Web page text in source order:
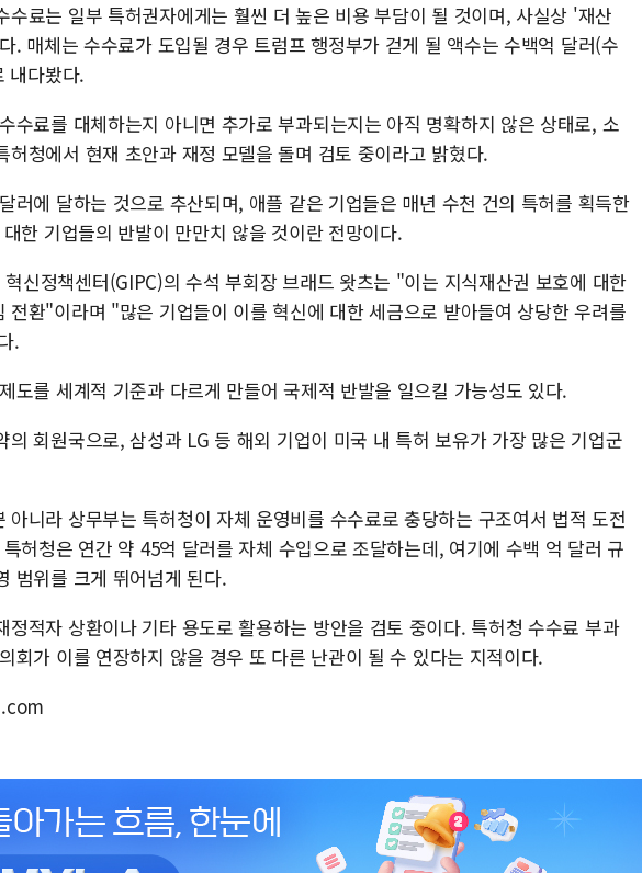
수료는 일부 특허권자에게는 훨씬 더 높은 비용 부담이 될 것이며, 사실상 '재산
. 매체는 수수료가 도입될 경우 트럼프 행정부가 걷게 될 액수는 수백억 달러(수
내다봤다.
수료를 대체하는지 아니면 추가로 부과되는지는 아직 명확하지 않은 상태로, 소
허청에서 현재 초안과 재정 모델을 돌며 검토 중이라고 밝혔다.
러에 달하는 것으로 추산되며, 애플 같은 기업들은 매년 수천 건의 특허를 획득한
한 기업들의 반발이 만만치 않을 것이란 전망이다.
신정책센터(GIPC)의 수석 부회장 브래드 왓츠는 "이는 지식재산권 보호에 대한
전환"이라며 "많은 기업들이 이를 혁신에 대한 세금으로 받아들여 상당한 우려를
.
도를 세계적 기준과 다르게 만들어 국제적 반발을 일으킬 가능성도 있다.
의 회원국으로, 삼성과 LG 등 해외 기업이 미국 내 특허 보유가 가장 많은 기업군
아니라 상무부는 특허청이 자체 운영비를 수수료로 충당하는 구조여서 법적 도전
허청은 연간 약 45억 달러를 자체 수입으로 조달하는데, 여기에 수백 억 달러 규
범위를 크게 뛰어넘게 된다.
정적자 상환이나 기타 용도로 활용하는 방안을 검토 중이다. 특허청 수수료 부과
회가 이를 연장하지 않을 경우 또 다른 난관이 될 수 있다는 지적이다.